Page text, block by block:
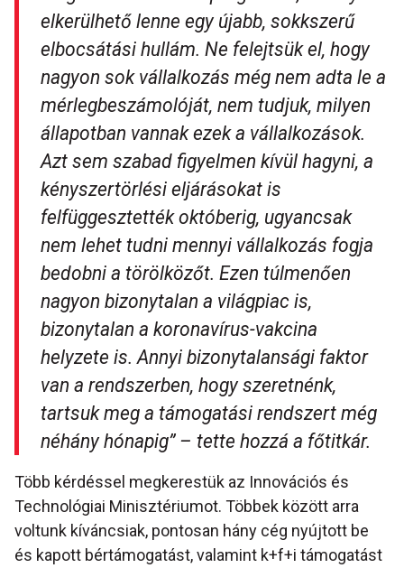
elkerülhető lenne egy újabb, sokkszerű
elbocsátási hullám. Ne felejtsük el, hogy
nagyon sok vállalkozás még nem adta le a
mérlegbeszámolóját, nem tudjuk, milyen
állapotban vannak ezek a vállalkozások.
Azt sem szabad figyelmen kívül hagyni, a
kényszertörlési eljárásokat is
felfüggesztették októberig, ugyancsak
nem lehet tudni mennyi vállalkozás fogja
bedobni a törölközőt. Ezen túlmenően
nagyon bizonytalan a világpiac is,
bizonytalan a koronavírus-vakcina
helyzete is. Annyi bizonytalansági faktor
van a rendszerben, hogy szeretnénk,
tartsuk meg a támogatási rendszert még
néhány hónapig”– tette hozzá a főtitkár.
Több kérdéssel megkerestük az Innovációs és
Technológiai Minisztériumot. Többek között arra
voltunk kíváncsiak, pontosan hány cég nyújtott be
és kapott bértámogatást, valamint k+f+i támogatást